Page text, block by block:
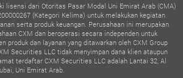
lisensi dari Otoritas Pasar Modal Uni Emirat Arab (CMA)
(Kategori Kelima) untuk melakukan kegiatan
serta produk keuangan. Perusahaan ini merupakan
CXM dan beroperasi secara independen untuk
produk dan layanan yang ditawarkan oleh CXM Group
Securities LLC tidak menyimpan dana klien ataupun
terdaftar CXM Securities LLC adalah Lantai 32, Al
Uni Emirat Arab.